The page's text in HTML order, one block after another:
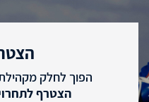
הפוך לחלק
הצטרף